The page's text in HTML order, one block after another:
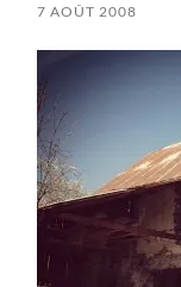
7 AOÛT 2008